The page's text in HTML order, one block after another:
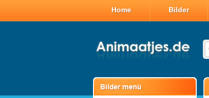
Home Bilder